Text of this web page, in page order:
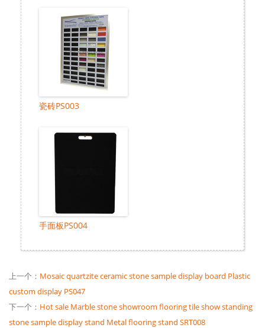
瓷砖PS003
手面板PS004
上一个： Mosaic quartzite ceramic stone sample display board Plastic
custom display PS047
下一个： Hot sale Marble stone showroom flooring tile show standing
stone sample display stand Metal flooring stand SRT008